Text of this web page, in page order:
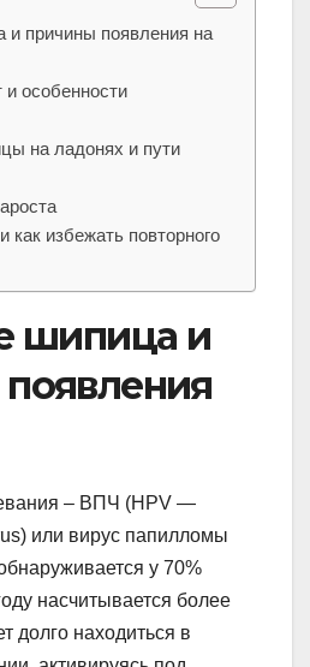
и причины появления на
и особенности
на ладонях и пути
как избежать повторного
шипица и
– ВПЧ (HPV —
или вирус папилломы
у 70%
насчитывается более
долго находиться в